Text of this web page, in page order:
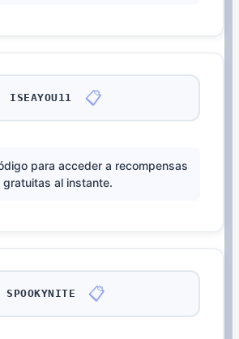
ISEAYOU11 📋
para acceder a recompensas
gratuitas al instante.
SPOOKYNITE 📋